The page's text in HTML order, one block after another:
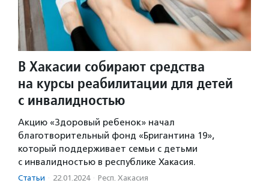
В Хакасии собирают средства
на курсы реабилитации для детей
с инвалидностью
Акцию «Здоровый ребенок» начал
благотворительный фонд «Бригантина 19»,
который поддерживает семьи с детьми
с инвалидностью в республике Хакасия.
Статьи · 22.01.2024 · Респ. Хакасия